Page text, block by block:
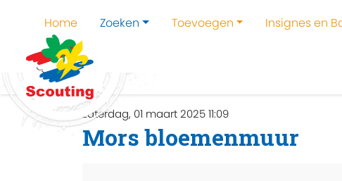
Home Zoeken Toevoegen Insignes en
Home
zaterdag, 01 maart 2025 11:09
Mors bloemenmuur